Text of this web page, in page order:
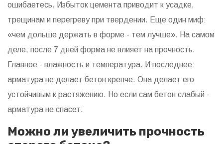
ошибаетесь. Избыток цемента приводит к усадке,
трещинам и перегреву при твердении. Еще один миф:
«чем дольше держать в форме - тем лучше». На самом
деле, после 7 дней форма не влияет на прочность.
Главное - влажность и температура. И последнее:
арматура не делает бетон крепче. Она делает его
устойчивым к растяжению. Но если сам бетон слабый -
арматура не спасет.
Можно ли увеличить прочность